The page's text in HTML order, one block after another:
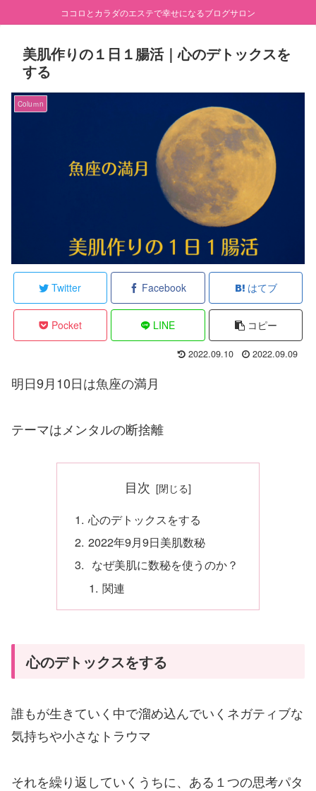
ココロとカラダのエステで幸せになるブログサロン
美肌作りの１日１腸活｜心のデトックスを
する
Coluｍn
Twitter Facebook はてブ
Pocket LINE コピー
2022.09.10 2022.09.09
明日9月10日は魚座の満月
テーマはメンタルの断捨離
目次
心のデトックスをする
2022年9月9日美肌数秘
なぜ美肌に数秘を使うのか？
関連
心のデトックスをする
誰もが生きていく中で溜め込んでいくネガティブな
気持ちや小さなトラウマ
それを繰り返していくうちに、ある１つの思考パタ